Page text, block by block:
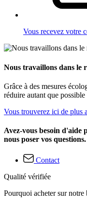
Vous recevez votre
Nous travaillons dans le
Grâce à des mesures
réduire autant que
Vous trouverez ici de plus
Avez-vous besoin d'aide
nous poser vos questions.
Contact
Qualité vérifiée
Pourquoi acheter sur notre